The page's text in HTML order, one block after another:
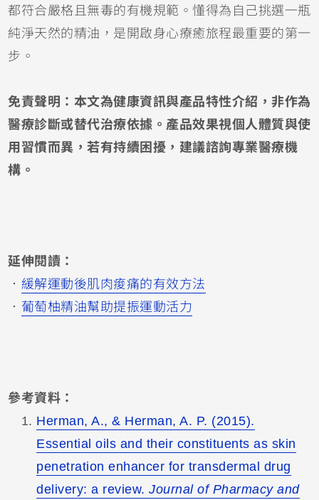
都符合嚴格且無毒的有機規範。懂得為自己挑選一瓶
純淨天然的精油，是開啟身心療癒旅程最重要的第一
步。
免責聲明：本文為健康資訊與產品特性介紹，非作為
醫療診斷或替代治療依據。產品效果視個人體質與使
用習慣而異，若有持續困擾，建議諮詢專業醫療機
構。
延伸閱讀：
． 緩解運動後肌肉痠痛的有效方法
． 葡萄柚精油幫助提振運動活力
參考資料：
Herman, A., & Herman, A. P. (2015).
Essential oils and their constituents as skin
penetration enhancer for transdermal drug
delivery: a review.Journal of Pharmacy and